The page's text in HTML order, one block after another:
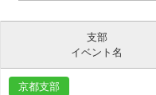
支部
イベント名
京都支部